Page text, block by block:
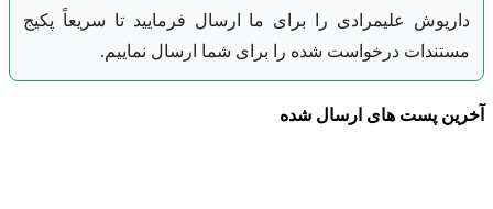
داریوش علیمرادی را برای ما ارسال فرمایید تا سریعاً پکیج
مستندات درخواست شده را برای شما ارسال نماییم.
آخرین پست های ارسال شده